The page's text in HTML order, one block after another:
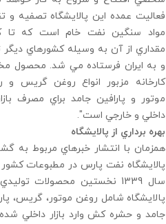
فعاليت عمده اين پالايشگاه تصفيه و
مواد سنگين نفت خام است كه تا
مقداري از آن به وسيله كشورهاي ديگر
و به ايران فرستاده مي شد. محصول
كارخانه مزبور انواع روغن گريس و
موتور و پارافين جامد براي مصرف
داخلي و خارجي است".
بهره برداري از پالايشگاه
همزمان با انتشار خبرهاي مربوط به
پالايشگاه نفت پارس در مطبوعات كشور
سال 1339 نخستين محصولات
پالايشگاه شامل روغن موتور، گريس،
جامد و حشره كش وارد بازار داخلي